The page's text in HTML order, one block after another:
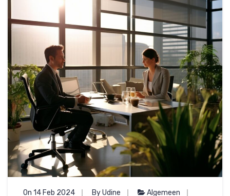
On 14 Feb 2024 By Udine Algemeen